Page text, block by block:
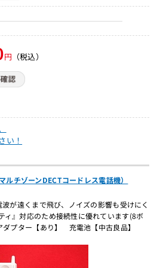
円 （税込）
い！
チゾーンDECTコードレス電話機）
が遠くまで飛び、ノイズの影響も受けにく
ィ』対応のため接続性に優れています(8ボ
プター【あり】 充電池【中古良品】